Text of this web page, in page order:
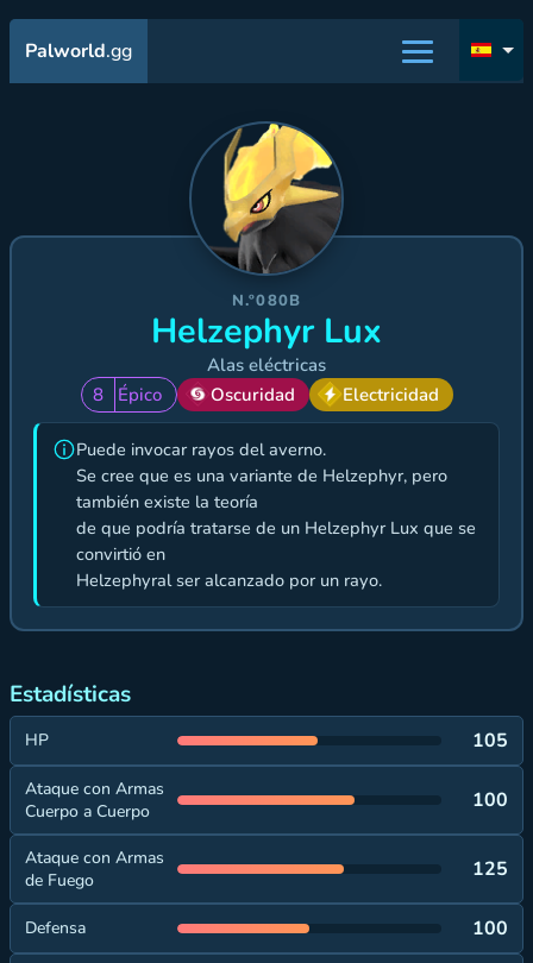
Palworld.gg
N.º080B
Helzephyr Lux
Alas eléctricas
8
Épico Oscuridad Electricidad
Puede invocar rayos del averno.
Se cree que es una variante de Helzephyr, pero
también existe la teoría
de que podría tratarse de un Helzephyr Lux que se
convirtió en
Helzephyral ser alcanzado por un rayo.
Estadísticas
HP 105
Ataque con Armas
Cuerpo a Cuerpo
100
Ataque con Armas
de Fuego
125
Defensa 100